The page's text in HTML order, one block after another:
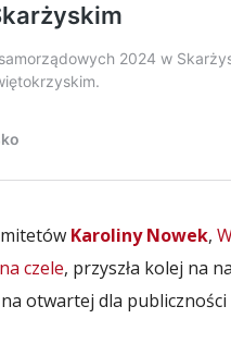
Karoliny Nowek,
na czele, przyszła kolej na
otwartej dla